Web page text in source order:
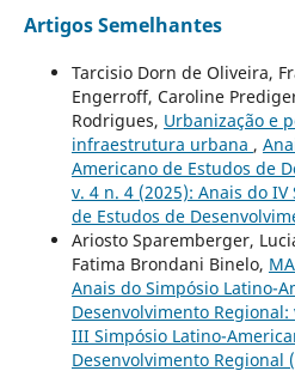
Artigos Semelhantes
Tarcisio Dorn de Oliveira,
Engerroff, Caroline
Rodrigues, Urbanização e
infraestrutura urbana ,
Americano de Estudos de
v. 4 n. 4 (2025): Anais do
de Estudos de
Ariosto Sparemberger,
Fatima Brondani Binelo,
Anais do Simpósio Latino-
Desenvolvimento
III Simpósio Latino-
Desenvolvimento Regional